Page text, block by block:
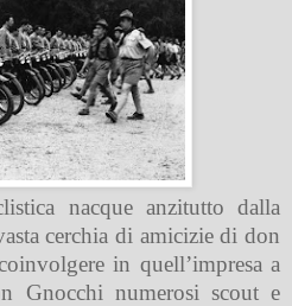
nacque anzitutto dalla
cerchia di amicizie di don
in quell’impresa a
Gnocchi numerosi scout e